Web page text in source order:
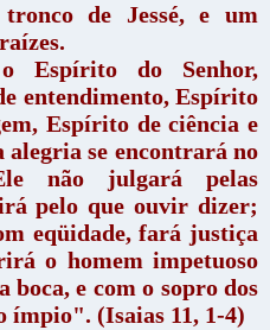
de Jessé, e um
Espírito do Senhor,
entendimento, Espírito
Espírito de ciência e
alegria se encontrará no
não julgará pelas
pelo que ouvir dizer;
eqüidade, fará justiça
o homem impetuoso
boca, e com o sopro dos
ímpio". (Isaias 11, 1-4)